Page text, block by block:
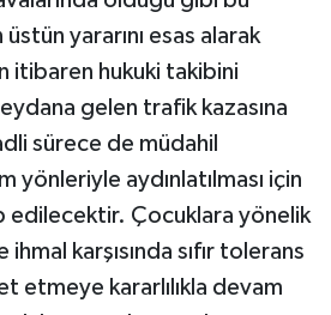
yararını esas alarak
itibaren hukuki takibini
gelen trafik kazasına
sürece de müdahil
yönleriyle aydınlatılması için
edilecektir. Çocuklara yönelik
karşısında sıfır tolerans
etmeye kararlılıkla devam